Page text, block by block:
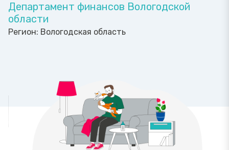
Департамент финансов Вологодской
области
Регион: Вологодская область